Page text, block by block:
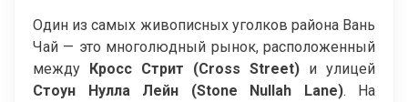
Один из самых живописных уголков района Вань
Чай — это многолюдный рынок, расположенный
между Кросс Стрит (Cross Street) и улицей
Стоун Нулла Лейн (Stone Nullah Lane). На